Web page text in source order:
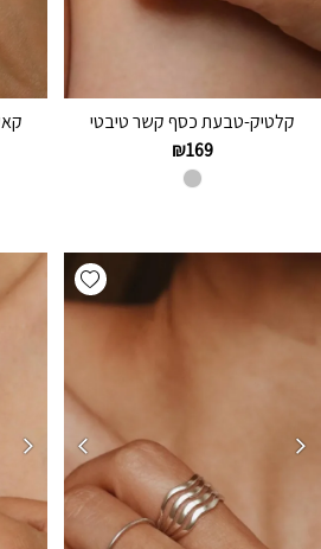
קלטיק-טבעת כסף קשר טיבטי
₪169
Add wishlist